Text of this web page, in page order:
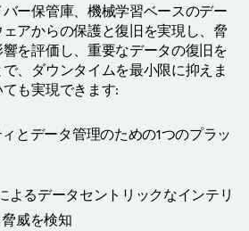
ー保管庫、機械学習ベースのデー
アからの保護と復旧を実現し、脅
を評価し、重要なデータの復旧を
、ダウンタイムを最小限に抑えま
も実現できます:
とデータ管理のための1つのプラッ
よるデータセントリックなインテリ
威を検知